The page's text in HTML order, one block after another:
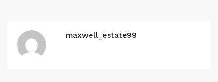
maxwell_estate99